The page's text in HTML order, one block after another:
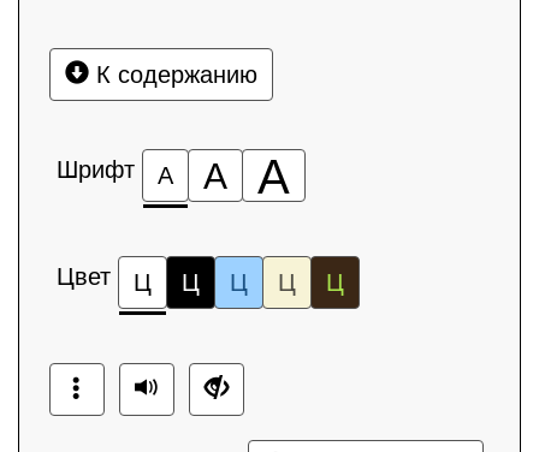
К содержанию
Шрифт А А А
Цвет Ц Ц Ц Ц Ц